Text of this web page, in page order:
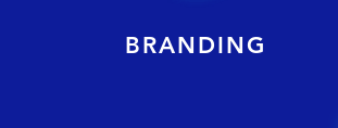
BRANDING